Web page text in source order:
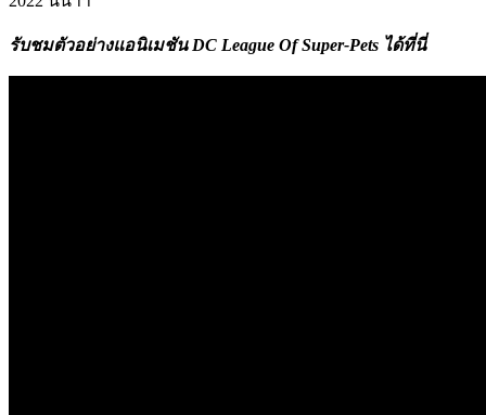
รับชมตัวอย่างแอนิเมชัน DC League Of Super-Pets ได้ที่นี่